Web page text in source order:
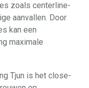
zoals centerline-
aanvallen. Door
kan een
maximale
Tjun is het close-